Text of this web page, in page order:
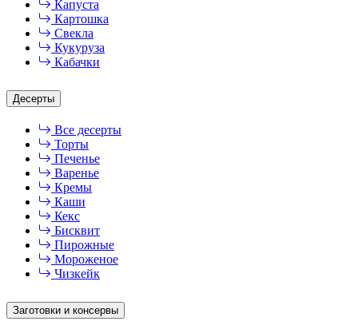
Капуста
Картошка
Свекла
Кукуруза
Кабачки
Десерты
Все десерты
Торты
Печенье
Варенье
Кремы
Каши
Кекс
Бисквит
Пирожные
Мороженое
Чизкейк
Заготовки и консервы